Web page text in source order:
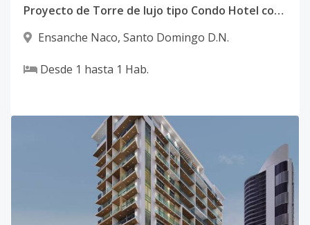
Proyecto de Torre de lujo tipo Condo Hotel con sistema inteligente integrado en Naco
Ensanche Naco, Santo Domingo D.N.
Desde 1 hasta 1 Hab.